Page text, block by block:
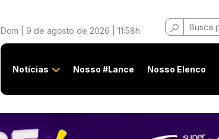
Dom | 9 de agosto de 2026 | 11:58h
Buscar
por:
Notícias Nosso #Lance Nosso Elenco